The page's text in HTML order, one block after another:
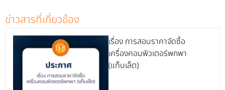
ข่าวสารที่เกี่ยวข้อง
เรื่อง การสอบราคาจัดซื้อ
เครื่องคอมพิวเตอร์พกพา
(แท็บเล็ต)